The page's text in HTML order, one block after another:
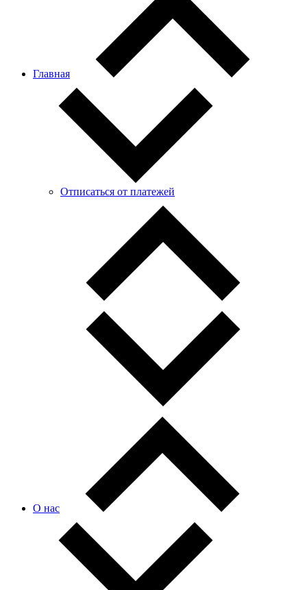
Главная
Отписаться от платежей
О нас